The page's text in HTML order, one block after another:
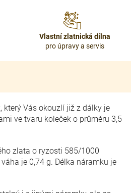
Vlastní zlatnická dílna
pro úpravy a servis
který Vás okouzlí již z dálky je
ve tvaru koleček o průměru 3,5
zlata o ryzosti 585/1000
je 0,74 g. Délka náramku je